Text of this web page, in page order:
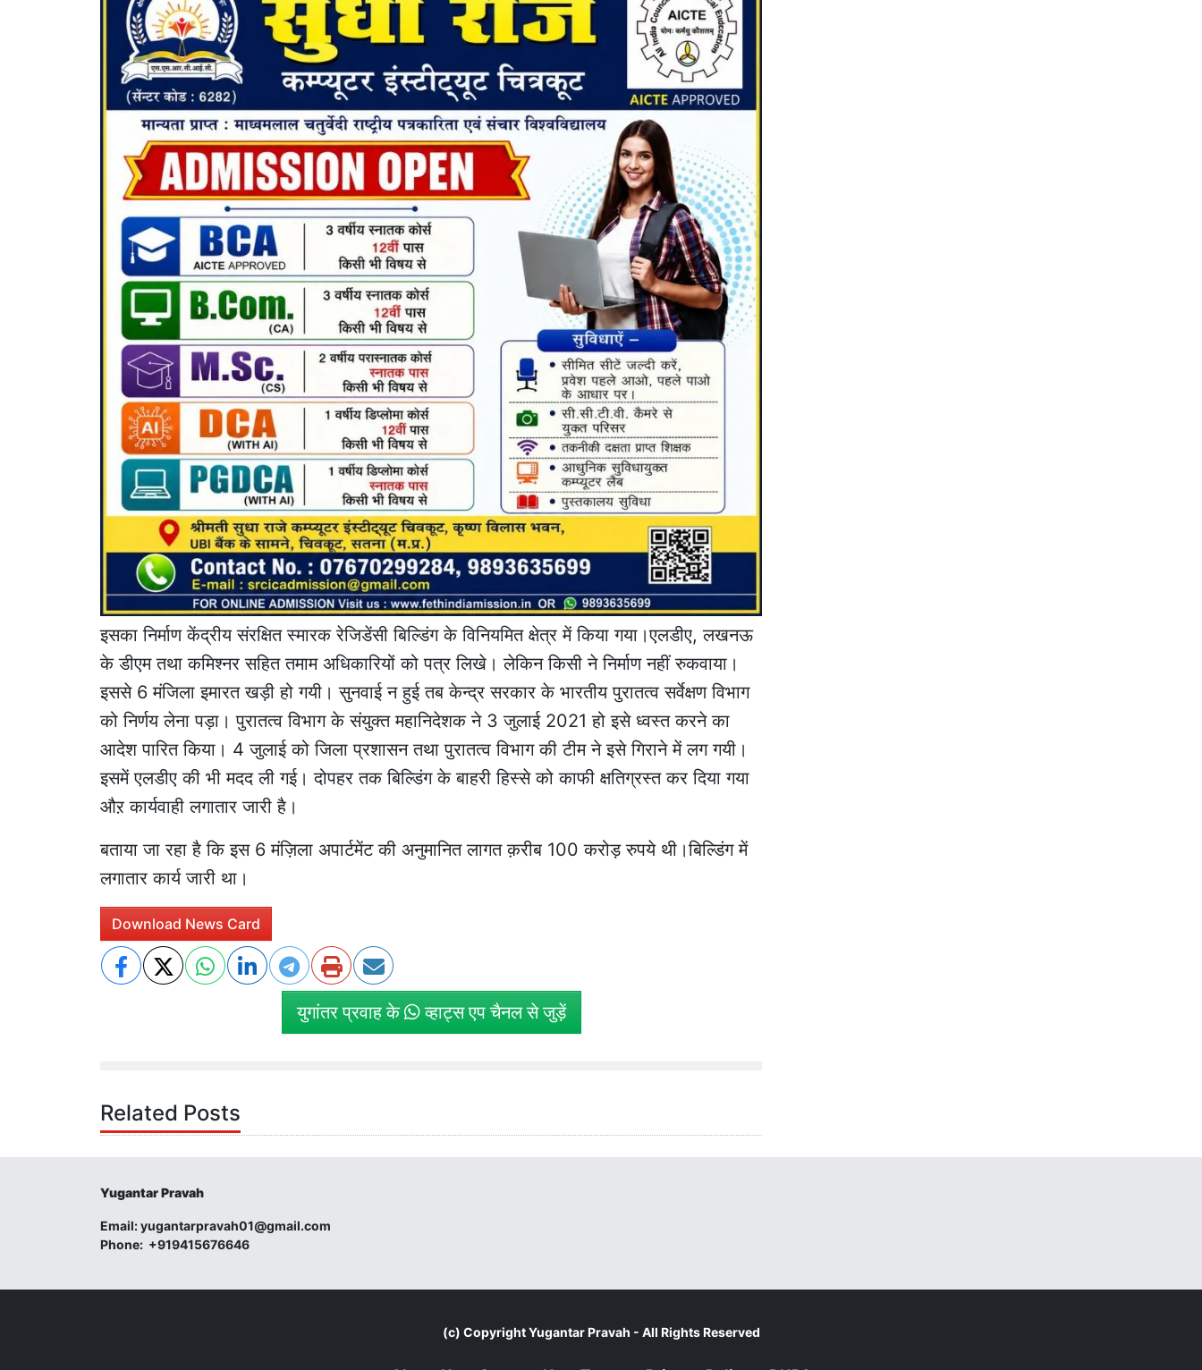
इसका निर्माण केंद्रीय संरक्षित स्मारक रेजिडेंसी बिल्डिंग के विनियमित क्षेत्र में किया गया।एलडीए, लखनऊ
के डीएम तथा कमिश्नर सहित तमाम अधिकारियों को पत्र लिखे। लेकिन किसी ने निर्माण नहीं रुकवाया।
इससे 6 मंजिला इमारत खड़ी हो गयी। सुनवाई न हुई तब केन्द्र सरकार के भारतीय पुरातत्व सर्वेक्षण विभाग
को निर्णय लेना पड़ा। पुरातत्व विभाग के संयुक्त महानिदेशक ने 3 जुलाई 2021 हो इसे ध्वस्त करने का
आदेश पारित किया। 4 जुलाई को जिला प्रशासन तथा पुरातत्व विभाग की टीम ने इसे गिराने में लग गयी।
इसमें एलडीए की भी मदद ली गई। दोपहर तक बिल्डिंग के बाहरी हिस्से को काफी क्षतिग्रस्त कर दिया गया
औऱ कार्यवाही लगातार जारी है।
बताया जा रहा है कि इस 6 मंज़िला अपार्टमेंट की अनुमानित लागत क़रीब 100 करोड़ रुपये थी।बिल्डिंग में
लगातार कार्य जारी था।
Download News Card
युगांतर प्रवाह के व्हाट्स एप चैनल से जुड़ें
Related Posts
Yugantar Pravah
Email:yugantarpravah01@gmail.com
Phone: +919415676646
(c) CopyrightYugantar Pravah - All Rights Reserved